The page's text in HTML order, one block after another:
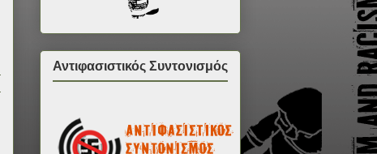
Αντιφασιστικός Συντονισμός